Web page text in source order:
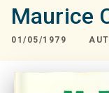
Maurice
01/05/1979